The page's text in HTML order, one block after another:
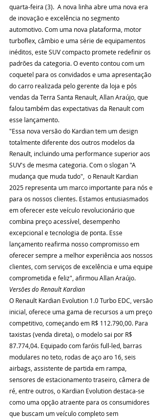
quarta-feira (3).  A nova linha abre uma nova era
de inovação e excelência no segmento
automotivo. Com uma nova plataforma, motor
turboflex, câmbio e uma série de equipamentos
inéditos, este SUV compacto promete redefinir os
padrões da categoria. O evento contou com um
coquetel para os convidados e uma apresentação
do carro realizada pelo gerente da loja e pós
vendas da Terra Santa Renault, Allan Araújo, que
falou também das expectativas da Renault com
esse lançamento.
"Essa nova versão do Kardian tem um design
totalmente diferente dos outros modelos da
Renault, incluindo uma performance superior aos
SUV's de mesma categoria. Com o slogan "A
mudança que muda tudo",  o Renault Kardian
2025 representa um marco importante para nós e
para os nossos clientes. Estamos entusiasmados
em oferecer este veículo revolucionário que
combina preço acessível, desempenho
excepcional e tecnologia de ponta. Esse
lançamento reafirma nosso compromisso em
oferecer sempre a melhor experiência aos nossos
clientes, com serviços de excelência e uma equipe
comprometida e feliz", afirmou Allan Araújo.
Versões do Renault Kardian
O Renault Kardian Evolution 1.0 Turbo EDC, versão
inicial, oferece uma gama de recursos a um preço
competitivo, começando em R$ 112.790,00. Para
taxistas (venda direta), o modelo sai por R$
87.774,04. Equipado com faróis full-led, barras
modulares no teto, rodas de aço aro 16, seis
airbags, assistente de partida em rampa,
sensores de estacionamento traseiro, câmera de
ré, entre outros, o Kardian Evolution destaca-se
como uma opção atraente para os consumidores
que buscam um veículo completo sem